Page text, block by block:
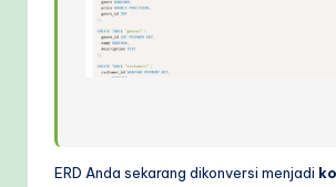
ERD Anda sekarang dikonversi menjadi